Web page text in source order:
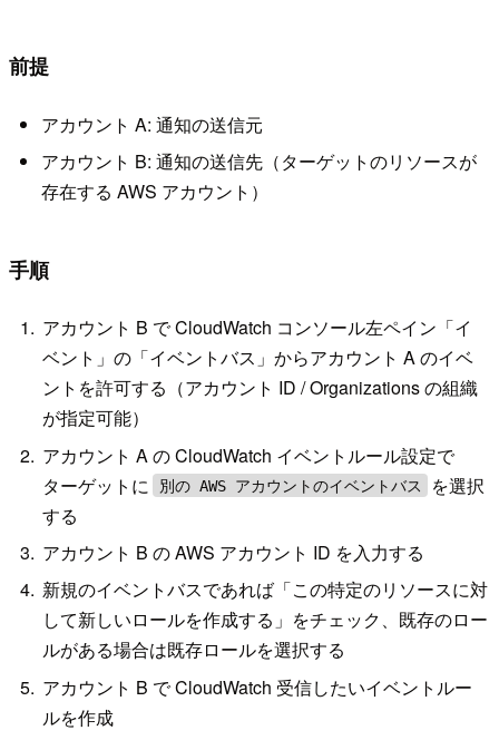
前提
アカウント A: 通知の送信元
アカウント B: 通知の送信先（ターゲットのリソースが
存在する AWS アカウント）
手順
アカウント B で CloudWatch コンソール左ペイン「イ
ベント」の「イベントバス」からアカウント A のイベ
ントを許可する（アカウント ID / Organizations の組織
が指定可能）
アカウント A の CloudWatch イベントルール設定で
ターゲットに
別の AWS アカウントのイベントバス
を選択
する
アカウント B の AWS アカウント ID を入力する
新規のイベントバスであれば「この特定のリソースに対
して新しいロールを作成する」をチェック、既存のロー
ルがある場合は既存ロールを選択する
アカウント B で CloudWatch 受信したいイベントルー
ルを作成